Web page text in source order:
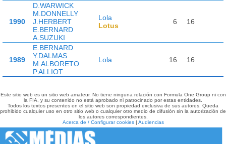
1990
D.WARWICK
M.DONNELLY
J.HERBERT
E.BERNARD
A.SUZUKI
Lola
Lotus
6 16
1989
E.BERNARD
Y.DALMAS
M.ALBORETO
P.ALLIOT
Lola 16 16
Este sitio web es un sitio web amateur. No tiene ninguna relación con Formula One Group ni con
la FIA, y su contenido no está aprobado ni patrocinado por estas entidades.
Todos los textos presentes en el sitio web son propiedad exclusiva de sus autores. Queda
prohibido cualquier uso en otro sitio web o cualquier otro medio de difusión sin la autorización de
los autores correspondientes.
Acerca de / Configurar cookies| Audiencias